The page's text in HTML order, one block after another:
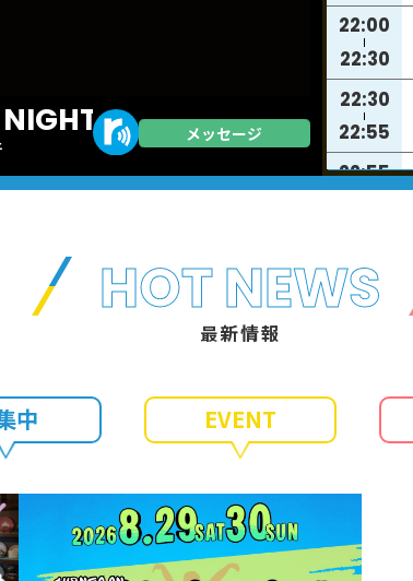
DREAMER
メッセージ
22:00
22:30
22:30
22:55
22:55
23:30
24:00
24:00
24:55
HOT NEWS
最新情報
中 EVENT